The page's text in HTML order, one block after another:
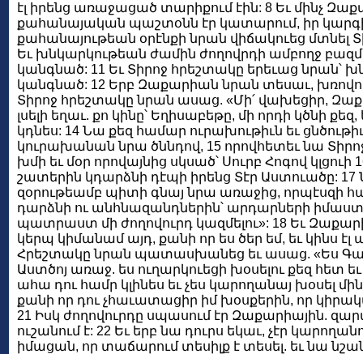
էլ իրենց առաջացած տարիքում էին: 8 Եւ մինչ
քահանայական պաշտօնն էր կատարում, իր կարգի
քահանայութեան օրէնքի նրան վիճակուեց մտնել
Եւ խնկարկութեան ժամին ժողովրդի ամբողջ
կանգնած: 11 Եւ Տիրոջ հրեշտակը երեւաց նրան՝
կանգնած: 12 Երբ Զաքարիան նրան տեսաւ,
Տիրոջ հրեշտակը նրան ասաց. «Մի՛ վախեցիր,
լսելի եղաւ. քո կինը՝ Եղիսաբեթը, մի որդի կծնի
կդնես: 14 Նա քեզ համար ուրախութիւն եւ
կուրախանան նրա ծննդով, 15 որովհետեւ նա Տիրոջ
խմի եւ մօր որովայնից սկսած՝ Սուրբ Հոգով կլցուի
շատերին կդարձնի դէպի իրենց Տէր Աստուածը: 17
զօրութեամբ պիտի գնայ նրա առաջից, որպէսզի
դարձնի ու անհնազանդներին՝ արդարների
պատրաստ մի ժողովուրդ կազմելու»: 18 Եւ
կերպ կիմանամ այդ, քանի որ ես ծեր եմ, եւ կինս
Հրեշտակը նրան պատասխանեց եւ ասաց. «Ես
Աստծոյ առաջ. ես ուղարկուեցի խօսելու քեզ հետ
ահա դու համր կլինես եւ չես կարողանայ խօսել
քանի որ դու չհաւատացիր իմ խօսքերին, որ
21 Իսկ ժողովուրդը սպասում էր Զաքարիային.
ուշանում է: 22 Եւ երբ նա դուրս եկաւ, չէր
իմացան, որ տաճարում տեսիլք է տեսել. եւ նա